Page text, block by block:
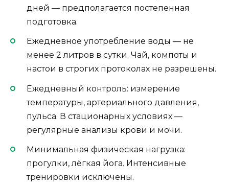
дней — предполагается постепенная
подготовка.
Ежедневное употребление воды — не
менее 2 литров в сутки. Чай, компоты и
настои в строгих протоколах не разрешены.
Ежедневный контроль: измерение
температуры, артериального давления,
пульса. В стационарных условиях —
регулярные анализы крови и мочи.
Минимальная физическая нагрузка:
прогулки, лёгкая йога. Интенсивные
тренировки исключены.